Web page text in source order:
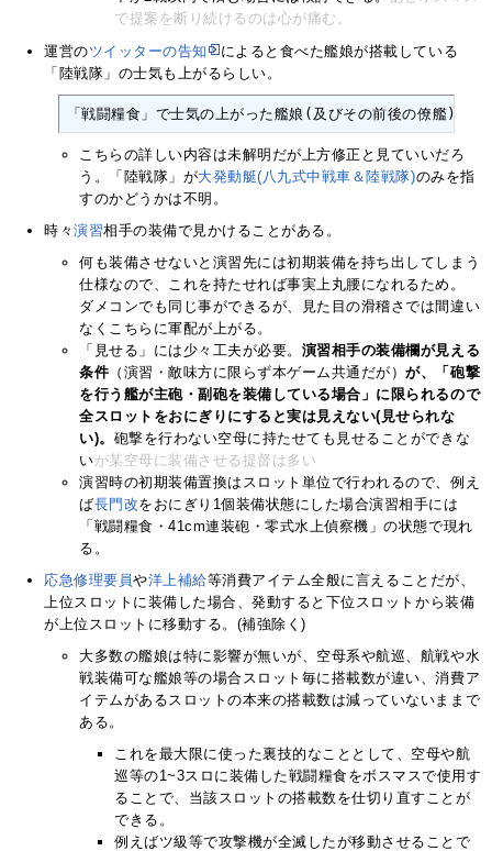
で提案を断り続けるのは心が痛む。
運営のツイッターの告知
によると食べた艦娘が搭載している
「陸戦隊」の士気も上がるらしい。
「戦闘糧食」で士気の上がった艦娘(及びその前後の僚艦)は
こちらの詳しい内容は未解明だが上方修正と見ていいだろ
う。「陸戦隊」が大発動艇(八九式中戦車＆陸戦隊)のみを指
すのかどうかは不明。
時々演習相手の装備で見かけることがある。
何も装備させないと演習先には初期装備を持ち出してしまう
仕様なので、これを持たせれば事実上丸腰になれるため。
ダメコンでも同じ事ができるが、見た目の滑稽さでは間違い
なくこちらに軍配が上がる。
「見せる」には少々工夫が必要。 演習相手の装備欄が見える
条件 （演習・敵味方に限らず本ゲーム共通だが）が、「砲撃
を行う艦が主砲・副砲を装備している場合」に限られるので
全スロットをおにぎりにすると実は見えない(見せられな
い)。 砲撃を行わない空母に持たせても見せることができな
いが某空母に装備させる提督は多い
演習時の初期装備置換はスロット単位で行われるので、例え
ば長門改をおにぎり1個装備状態にした場合演習相手には
「戦闘糧食・41cm連装砲・零式水上偵察機」の状態で現れ
る。
応急修理要員や洋上補給等消費アイテム全般に言えることだが、
上位スロットに装備した場合、発動すると下位スロットから装備
が上位スロットに移動する。(補強除く)
大多数の艦娘は特に影響が無いが、空母系や航巡、航戦や水
戦装備可な艦娘等の場合スロット毎に搭載数が違い、消費ア
イテムがあるスロットの本来の搭載数は減っていないままで
ある。
これを最大限に使った裏技的なこととして、空母や航
巡等の1~3スロに装備した戦闘糧食をボスマスで使用す
ることで、当該スロットの搭載数を仕切り直すことが
できる。
例えばツ級等で攻撃機が全滅したが移動させることで